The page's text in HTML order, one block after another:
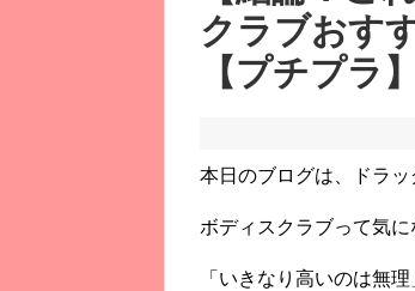
クラブおす
【プチプラ】
本日のブログは、 ドラ
ボディスクラブって気に
「いきなり高いのは無